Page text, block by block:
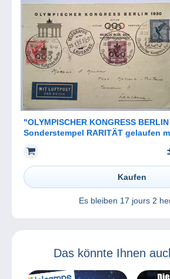
"OLYMPISCHER KONGRESS
Sonderstempel RARITÄT gelaufen
Kaufen
Es bleiben 17 jours 2
Das könnte Ihnen